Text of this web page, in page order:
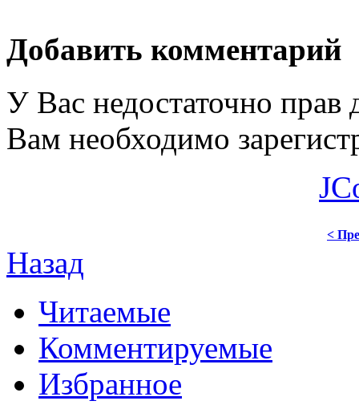
Добавить комментарий
У Вас недостаточно прав
Вам необходимо
<
Назад
Читаемые
Комментируемые
Избранное